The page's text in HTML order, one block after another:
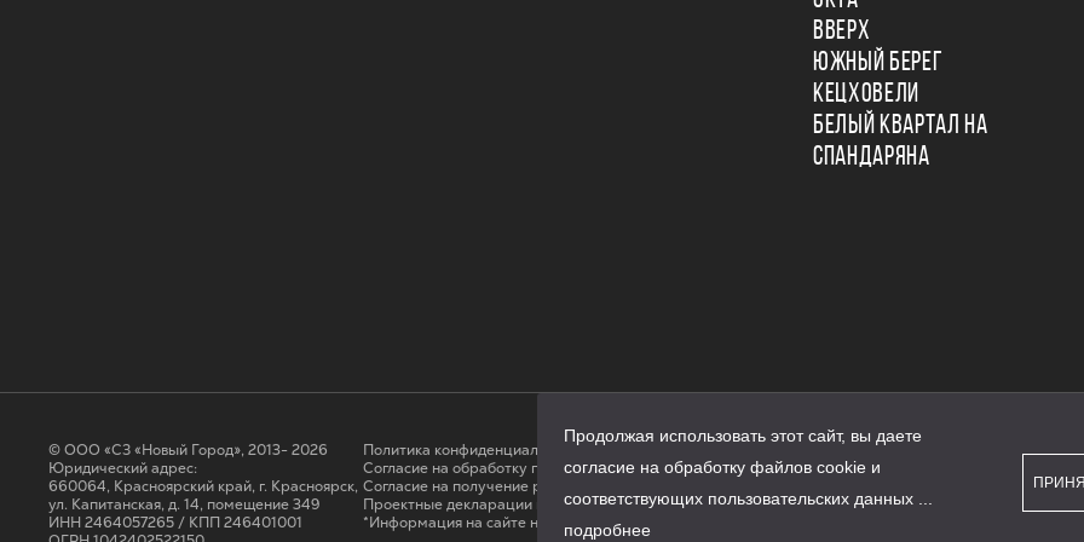
ВВЕРХ
ЮЖНЫЙ БЕРЕГ
КЕЦХОВЕЛИ
БЕЛЫЙ КВАРТАЛ НА
СПАНДАРЯНА
© ООО «СЗ «Новый Город», 2013- 2026
Юридический адрес:
660064, Красноярский край, г. Красноярск,
ул. Капитанская, д. 14, помещение 349
ИНН 2464057265 / КПП 246401001
Политика конфиденциальности
Согласие на обработку персональных данных
Cогласие на получение рассылки
Проектные декларации на сайте наш.дом.рф
*Информация на сайте не является публичной офертой
Продолжая использовать этот сайт, вы даете
согласие на обработку файлов cookie и
соответствующих пользовательских данных
подробнее